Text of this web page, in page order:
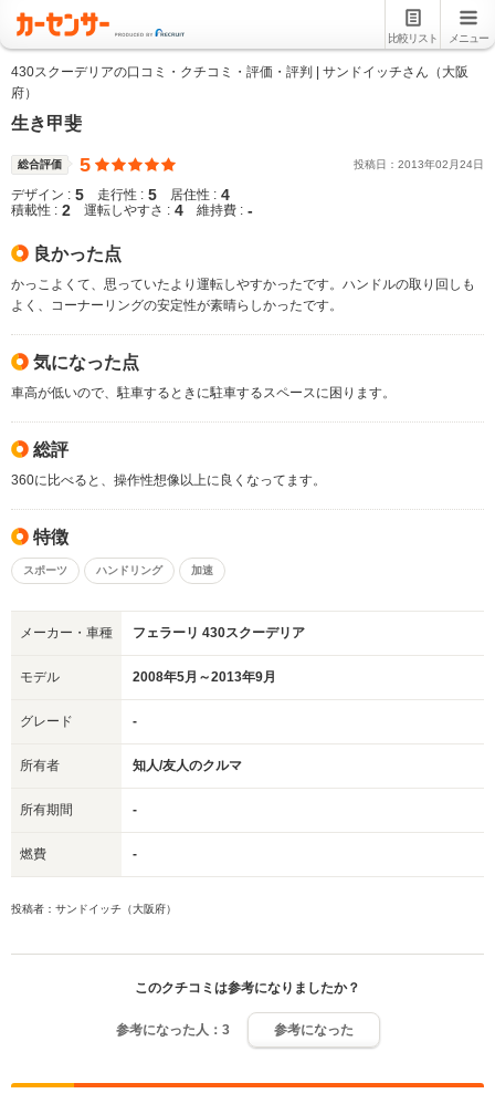
比較リスト メニュー
430スクーデリアの口コミ・クチコミ・評価・評判 | サンドイッチさん（大阪
府）
生き甲斐
総合評価 5 投稿日： 2013年02 月24日
デザイン : 5 走行性 : 5 居住性 : 4
積載性 : 2 運転しやすさ : 4 維持費 : -
良かった点
かっこよくて、思っていたより運転しやすかったです。ハンドルの取り回しも
よく、コーナーリングの安定性が素晴らしかったです。
気になった点
車高が低いので、駐車するときに駐車するスペースに困ります。
総評
360に比べると、操作性想像以上に良くなってます。
特徴
スポーツ ハンドリング 加速
メーカー・車種 フェラーリ 430スクーデリア
モデル 2008年5月～2013年9月
グレード -
所有者 知人/友人のクルマ
所有期間 -
燃費 -
投稿者：サンドイッチ（大阪府）
このクチコミは参考になりましたか？
参考になった人： 3 参考になった